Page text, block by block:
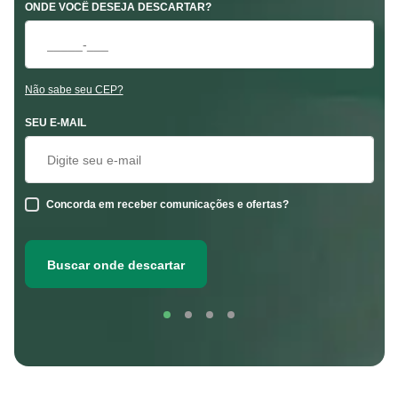
ONDE VOCÊ DESEJA DESCARTAR?
Não sabe seu CEP?
SEU E-MAIL
Concorda em receber comunicações e ofertas?
Buscar onde descartar